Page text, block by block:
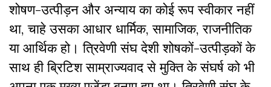
शोषण-उत्पीड़न और अन्याय का कोई रूप स्वीकार नहीं
था, चाहे उसका आधार धार्मिक, सामाजिक, राजनीतिक
या आर्थिक हो। त्रिवेणी संघ देशी शोषकों-उत्पीड़कों के
साथ ही ब्रिटिश साम्राज्यवाद से मुक्ति के संघर्ष को भी